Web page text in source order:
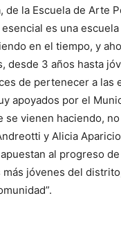
de la Escuela de Arte
esencial es una
en el tiempo, y
desde 3 años hasta
de pertenecer a las
apoyados por el
se vienen haciendo,
y Alicia
al progreso
más jóvenes del